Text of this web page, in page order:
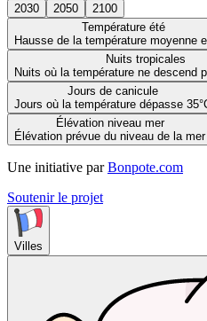
2030 2050
2100
Température été
Hausse de la température moyenne
Nuits tropicales
Nuits où la température ne descend
Jours de canicule
Jours où la température dépasse
Élévation niveau mer
Élévation prévue du niveau de la mer
Une initiative par Bonpote.com
Soutenir le projet
Villes